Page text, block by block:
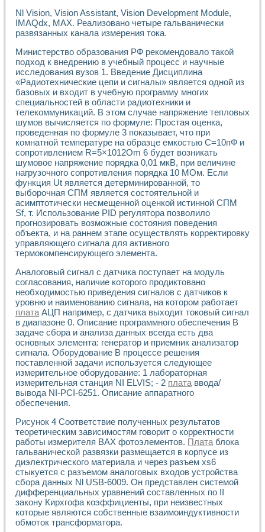
Система блокировок, сигнализации и защиты ускорителя
Система сбора данных и управления процессом
Управление температурой газовой среды специальной
Разработка программного обеспечения с
Использование технологий NATIONAL INSTRUMENTS
Оборудование для промышленной термотрансферной
Автоматизация реометрических исследований на базе
Применение измерителя иммитанса для исследова¬ния
Исследование электромагнитных переходных процессов
Стенд для исследования электрических переходных
Автоматизация контроля сварных швов на базе
Измерительный контроль с применением
Моделирование надежности и эффективности систем
Лабораторные практикумы и учебные стенды
Автоматизация лабораторного стенда по измерению
Автоматизированные лабораторные комплексы для
Виртуальный прибор для исследования нелинейных
Использование виртуальных приборов в процесе
Использование программ ELECTRONICS WORKBENCH-
Лабораторный практикум по дисциплине «Цифровые
Лабораторный практикум по ИНС на основе LabVIEW
Лабораторный практикум по основам теории коммутации
Применение LabVIEW для исследования течения в
Создание виртуальной работы «Изучение магнитных
Обратный маятник
Устройство для изучения основ интерфейсов обмена по
Лабораторный практикум: изучение адиабатического
Стенд для исследования электрических переходных
Система статистической обработки результатов
Автоматизация лазерно-плазменных измерений с
Модельно-измерительный комплекс. Назначение. Состав.
Использование технологий NATIONAL INSTRUMENTS
Учебный практикум "Спектральный и корреляционный
Учебный стенд для исследования принципа действия
Оборудование и программное обеспечение учебных
Виртуальный лабораторный практикум для изучения
Управление роботом ТУР-10 средствами LabVIEW
Аппаратно-программный комплекс для исследования
Автоматизированный дистанционный лабораторный
Исследование возможности реставрации одномерных
Использование технологий NATIONAL INSTRUMENTS в
Разработка модификаций алгоритма полигармонической
Учебный стенд для исследования принципа действия
Виртуальная система поддержки принимаемых решений в
Преемственность дисциплин «Моделирование систем» и
Nl Vision, Vision Assistant, Vision Development Module,
IMAQdx, MAX. Реализовано четыре гальванически
развязанных канала измерения тока.
Министерство образования РФ рекомендовало такой
подход к внедрению в учебный процесс и научные
исследования вузов 1. Введение Дисциплина
«Радиотехнические цепи и сигналы» является одной из
базовых и входит в учебную программу многих
специальностей в области радиотехники и
телекоммуникаций. В этом случае напряжение тепловых
шумов вычисляется по формуле: Простая оценка,
проведенная по формуле 3 показывает, что при
комнатной температуре на образце емкостью С=10пФ и
сопротивлением R=5×1012Om 6 будет возникать
шумовое напряжение порядка 0,01 мкВ, при величине
нагрузочного сопротивления порядка 10 МОм. Если
функция Ut является детерминированной, то
выборочная СПМ является состоятельной и
асимптотически несмещенной оценкой истинной СПМ
Sf, т. Использование PID регулятора позволило
прогнозировать возможные состояния поведения
объекта, и на раннем этапе осуществлять корректировку
управляющего сигнала для активного
термокомпенсирующего элемента.
Аналоговый сигнал с датчика поступает на модуль
согласования, наличие которого продиктовано
необходимостью приведения сигналов с датчиков к
уровню и наименованию сигнала, на котором работает
платаАЦП например, с датчика выходит токовый сигнал
в диапазоне 0. Описание программного обеспечения В
задаче сбора и анализа данных всегда есть два
основных элемента: генератор и приемник анализатор
сигнала. Оборудование В процессе решения
поставленной задачи используется следующее
измерительное оборудование: 1 лабораторная
измерительная станция NI ELVIS; - 2 платаввода/
вывода NI-PCI-6251. Описание аппаратного
обеспечения.
Рисунок 4 Соответствие полученных результатов
теоретическим зависимостям говорит о корректности
работы измерителя ВАХ фотоэлементов. Платаблока
гальванической развязки размещается в корпусе из
диэлектрического материала и через разъем xs6
стыкуется с разъемом аналоговых входов устройства
сбора данных Nl USB-6009. Он представлен системой
дифференциальных уравнений составленных по II
закону Кирхгофа коэффициенты, при неизвестных
которые являются собственные взаимоиндуктивности
обмоток трансформатора.